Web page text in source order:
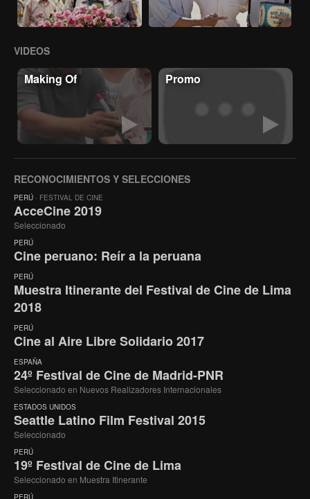
VIDEOS
Making Of Promo
RECONOCIMIENTOS Y SELECCIONES
PERÚ · FESTIVAL DE CINE
AcceCine 2019
Seleccionado
PERÚ
Cine peruano: Reír a la peruana
PERÚ
Muestra Itinerante del Festival de Cine de Lima
2018
PERÚ
Cine al Aire Libre Solidario 2017
ESPAÑA
24º Festival de Cine de Madrid-PNR
Seleccionado en Nuevos Realizadores Internacionales
ESTADOS UNIDOS
Seattle Latino Film Festival 2015
Seleccionado
PERÚ
19º Festival de Cine de Lima
Seleccionado en Muestra Itinerante
PERÚ